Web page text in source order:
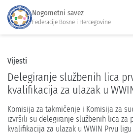
Nogometni savez
Federacije Bosne i Hercegovine
Vijesti
Delegiranje službenih lica
kvalifikacija za ulazak u
Komisija za takmičenje i Komisija za
izvršili su delegiranje službenih lica za
kvalifikacija za ulazak u WWIN Prvu